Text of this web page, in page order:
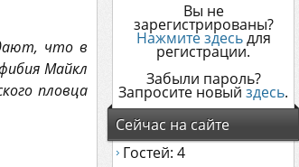
Вы не
зарегистрированы?
Нажмите здесьдля
регистрации.
Забыли пароль?
Запросите новый здесь.
Сейчас на сайте
Гостей: 4
что в
Майкл
пловца